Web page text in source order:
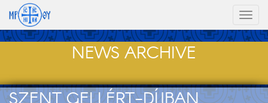
NEWS ARCHIVE